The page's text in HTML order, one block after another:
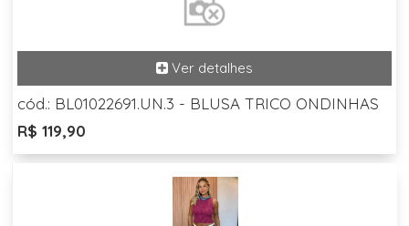
cód.: BL01022691.UN.3 - BLUSA TRICO ONDINHAS
R$ 119,90